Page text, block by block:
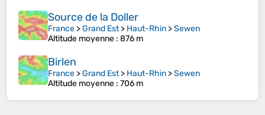
Source de la Doller
France >Grand Est> Haut-Rhin >Sewen
Altitude moyenne : 876 m
Birlen
France >Grand Est> Haut-Rhin >Sewen
Altitude moyenne : 706 m